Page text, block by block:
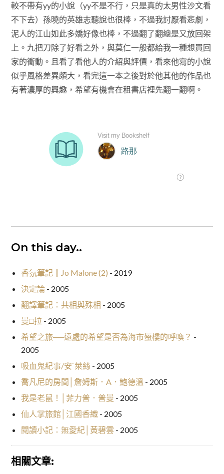
較不帶有yy的小說（yy不是不行，只是真的太男性沙文看
不下去）孫曉的英雄志聽說也很棒，不過我討厭看悲劇，
泥人的江山如此多嬌好像也棒，不過翻了翻總是又放回架
上。九把刀除了好看之外，與莫仁一般都給我一種想買回
家的衝動。且看了看他人的介紹與評價，看來他寫的小說
似乎風格差異頗大，看完這一本之後對於他其他的作品也
有著濃厚的興趣，希望有機會在租書店裡先翻一翻啊。
On this day..
香氛筆記┃Jo Malone (2) - 2019
決定論- 2005
翻譯筆記：共相與殊相 - 2005
曼□拉 - 2005
希望之旅──遠處的希望是否為海市蜃樓的呼喚？ -
2005
吸血鬼紀事/安˙萊絲 - 2005
喬凡尼的房間│詹姆斯．A．鮑德溫 - 2005
我是老鼠！│菲力普．普曼 - 2005
仙人掌旅館│江國香織- 2005
閱讀小記：無愛紀│黃碧雲- 2005
相關文章: